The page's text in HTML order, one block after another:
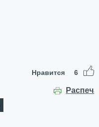
Нравится 6